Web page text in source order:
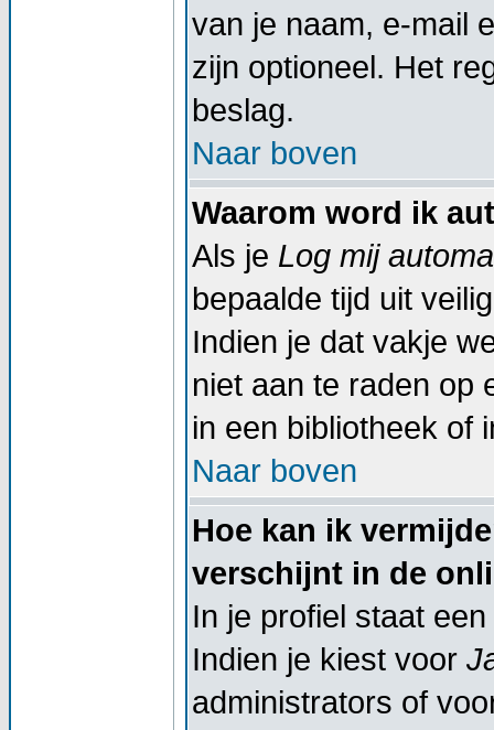
van je naam, e-mail
zijn optioneel. Het
beslag.
Naar boven
Waarom word ik
Als je Log mij
bepaalde tijd uit
Indien je dat vakje
niet aan te raden op
in een bibliotheek of
Naar boven
Hoe kan ik
verschijnt in de
In je profiel staat
Indien je kiest voor
administrators of